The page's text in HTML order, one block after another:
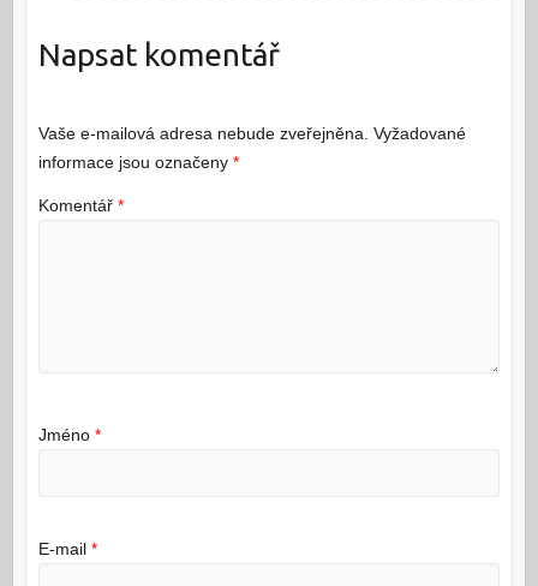
Napsat komentář
Vaše e-mailová adresa nebude zveřejněna. Vyžadované
informace jsou označeny *
Komentář *
Jméno *
E-mail *